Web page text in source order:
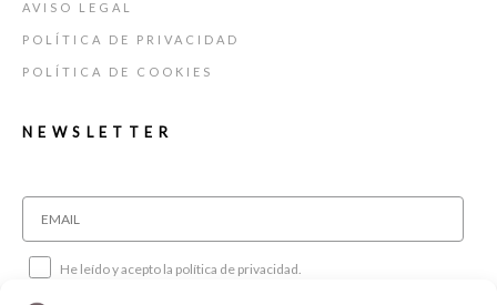
AVISO LEGAL
POLÍTICA DE PRIVACIDAD
POLÍTICA DE COOKIES
NEWSLETTER
He leído y acepto la política de privacidad.